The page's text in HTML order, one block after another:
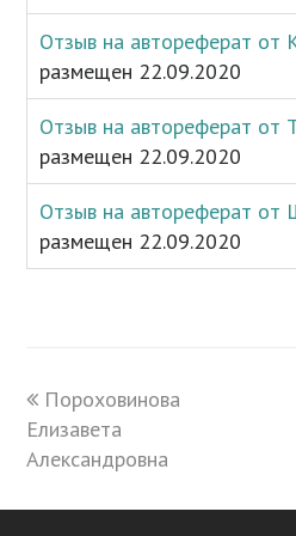
Отзыв на автореферат от
размещен 22.09.2020
Отзыв на автореферат от
размещен 22.09.2020
Отзыв на автореферат от
размещен 22.09.2020
previous
post:
Пороховинова
Елизавета
Александровна